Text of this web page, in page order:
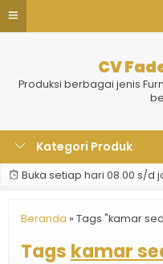
CV
Produksi berbagai jenis
Kategori Produk
Buka setiap hari 08.00 s/d
Beranda » Tags "kamar
Tags kamar